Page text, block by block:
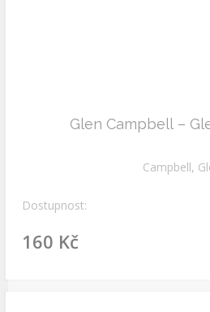
Glen Campbell –
Campbell,
Dostupnost:
160 Kč